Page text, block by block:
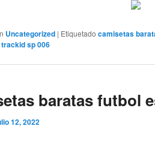
Uncategorized | Etiquetado camisetas
sp 006
baratas futbol
12, 2022